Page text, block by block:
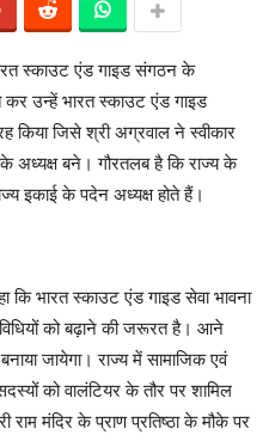
स्काउट एंड गाइड संगठन के
उन्हें भारत स्काउट एंड गाइड
किया जिसे श्री अग्रवाल ने स्वीकार
अध्यक्ष बने। गौरतलब है कि राज्य के
इकाई के पदेन अध्यक्ष होते हैं।
कि भारत स्काउट एंड गाइड सेवा भावना
को बढ़ाने की जरूरत है। आने
जायेगा। राज्य में सामाजिक एवं
को वालंटियर के तौर पर शामिल
राम मंदिर के प्राण प्रतिष्ठा के मौके पर